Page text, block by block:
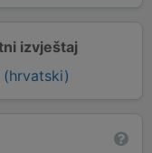
izvještaj
(hrvatski)